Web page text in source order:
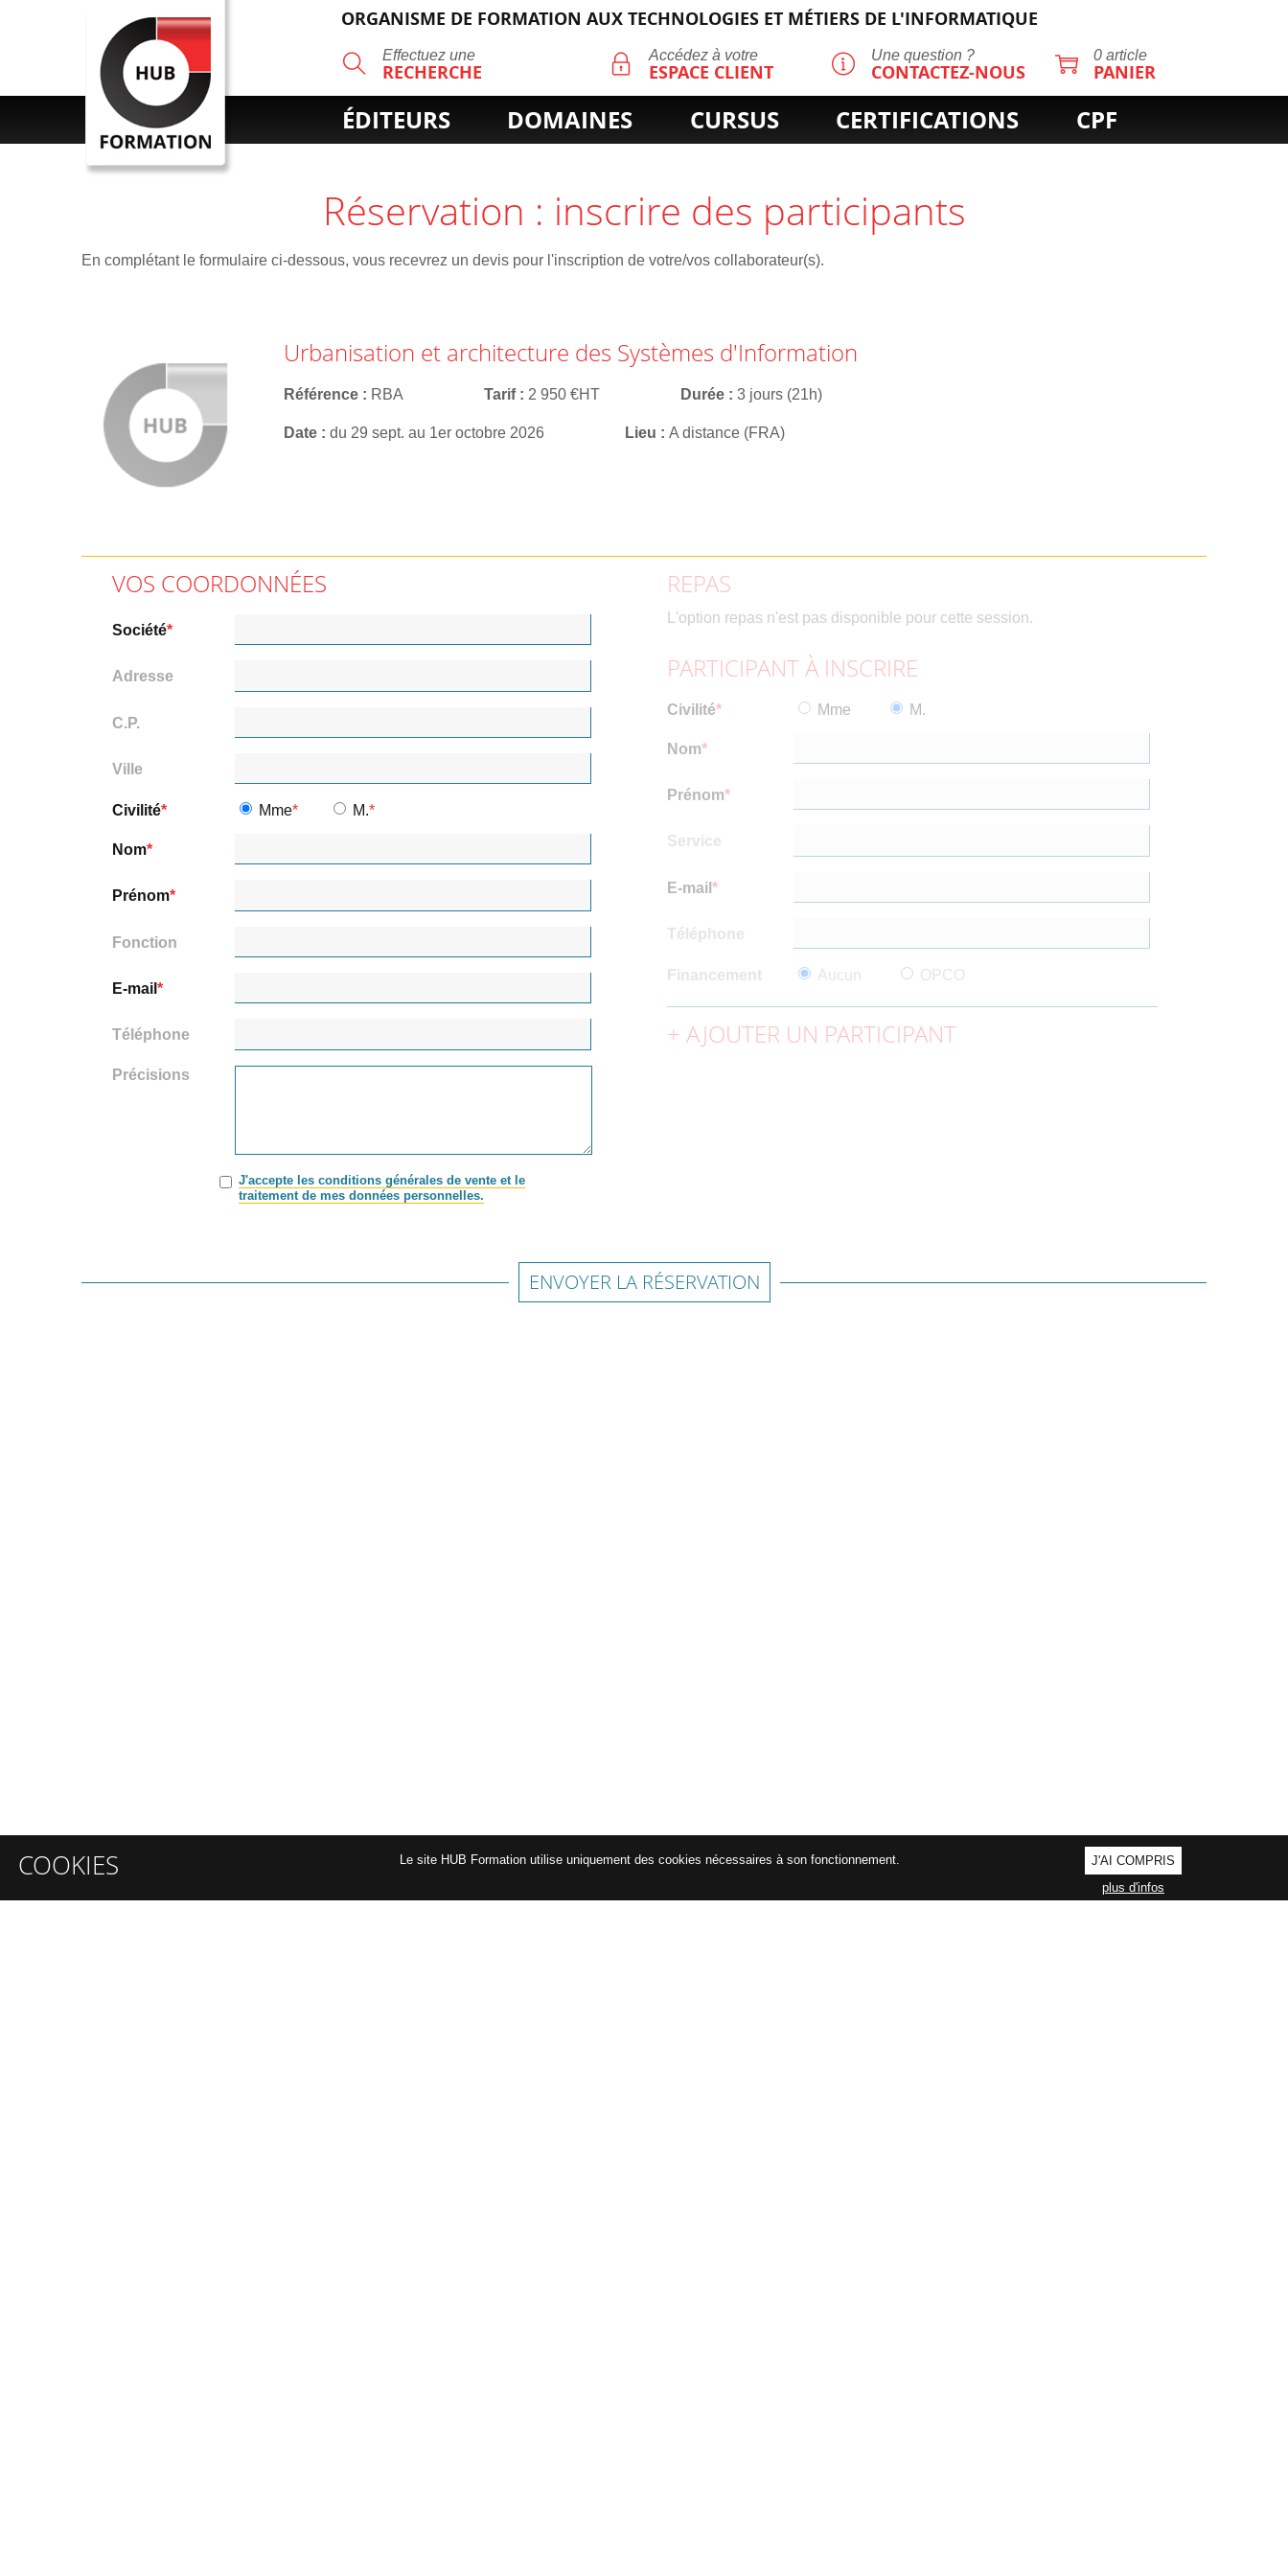
ORGANISME DE FORMATION AUX TECHNOLOGIES ET MÉTIERS DE L'INFORMATIQUE
Effectuez une
RECHERCHE
RECHERCHE Accédez à votre
ESPACE CLIENT
Une question ?
CONTACTEZ-NOUS
0 article
PANIER
ÉDITEURS DOMAINES CURSUS CERTIFICATIONS CPF
Réservation : inscrire des participants
En complétant le formulaire ci-dessous, vous recevrez un devis pour l'inscription de votre/vos collaborateur(s).
Urbanisation et architecture des Systèmes d'Information
Référence RBA Tarif 2 950 €HT Durée 3 jours (21h)
Date du 29 sept. au 1er octobre 2026 Lieu A distance (FRA)
VOS COORDONNÉES
Société
Adresse
C.P.
Ville
Civilité Mme M.
Nom
Prénom
Fonction
E-mail
Téléphone
Précisions
J'accepte les conditions générales de vente et le
traitement de mes données personnelles.
REPAS
L'option repas n'est pas disponible pour cette session.
PARTICIPANT À INSCRIRE
Civilité Mme M.
Nom
Prénom
Service
E-mail
Téléphone
Financement Aucun OPCO
AJOUTER UN PARTICIPANT
ENVOYER LA RÉSERVATION
COOKIES Le site HUB Formation utilise uniquement des cookies nécessaires à son fonctionnement.
J'AI COMPRIS
plus d'infos